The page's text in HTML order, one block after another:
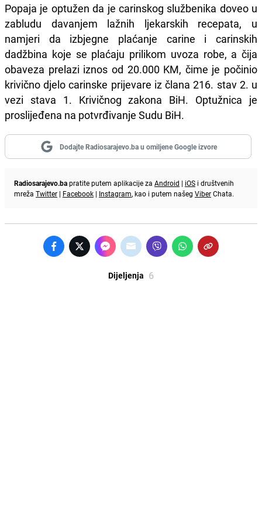
Popaja je optužen da je carinskog službenika doveo u
zabludu davanjem lažnih ljekarskih recepata, u
namjeri da izbjegne plaćanje carine i carinskih
dadžbina koje se plaćaju prilikom uvoza robe, a čija
obaveza prelazi iznos od 20.000 KM, čime je počinio
krivično djelo carinske prijevare iz člana 216. stav 2. u
vezi stava 1. Krivičnog zakona BiH. Optužnica je
proslijeđena na potvrđivanje Sudu BiH.
Dodajte Radiosarajevo.ba u omiljene Google izvore
Radiosarajevo.bapratite putem aplikacije za Android | iOS i društvenih
mreža Twitter | Facebook | Instagram, kao i putem našeg ViberChata.
Dijeljenja 6